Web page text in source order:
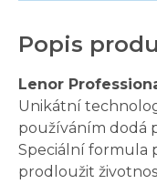
Popis
Lenor
Unikátní
používáním dodá
Speciální formula
prodloužit